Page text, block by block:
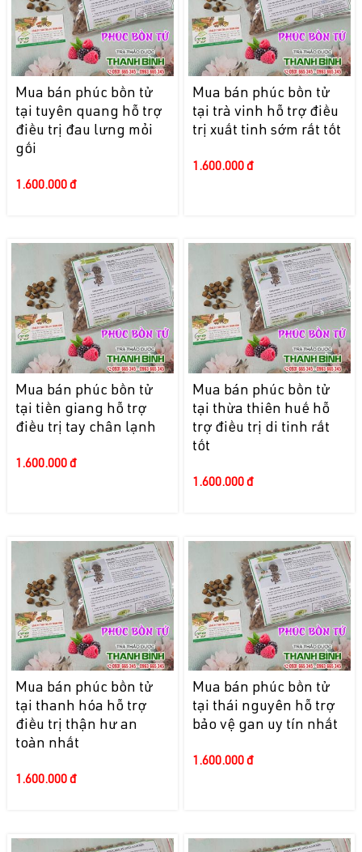
Mua bán phúc bồn tử
tại tuyên quang hỗ trợ
điều trị đau lưng mỏi
gối
1.600.000 đ
Mua bán phúc bồn tử
tại trà vinh hỗ trợ điều
trị xuất tinh sớm rất tốt
1.600.000 đ
Mua bán phúc bồn tử
tại tiền giang hỗ trợ
điều trị tay chân lạnh
1.600.000 đ
Mua bán phúc bồn tử
tại thừa thiên huế hỗ
trợ điều trị di tinh rất
tốt
1.600.000 đ
Mua bán phúc bồn tử
tại thanh hóa hỗ trợ
điều trị thận hư an
toàn nhất
1.600.000 đ
Mua bán phúc bồn tử
tại thái nguyên hỗ trợ
bảo vệ gan uy tín nhất
1.600.000 đ